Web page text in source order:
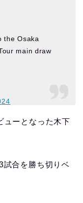
the Osaka
main draw
ューとなった木下
試合を勝ち切りベ